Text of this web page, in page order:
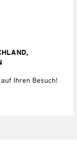
Ihren Besuch!